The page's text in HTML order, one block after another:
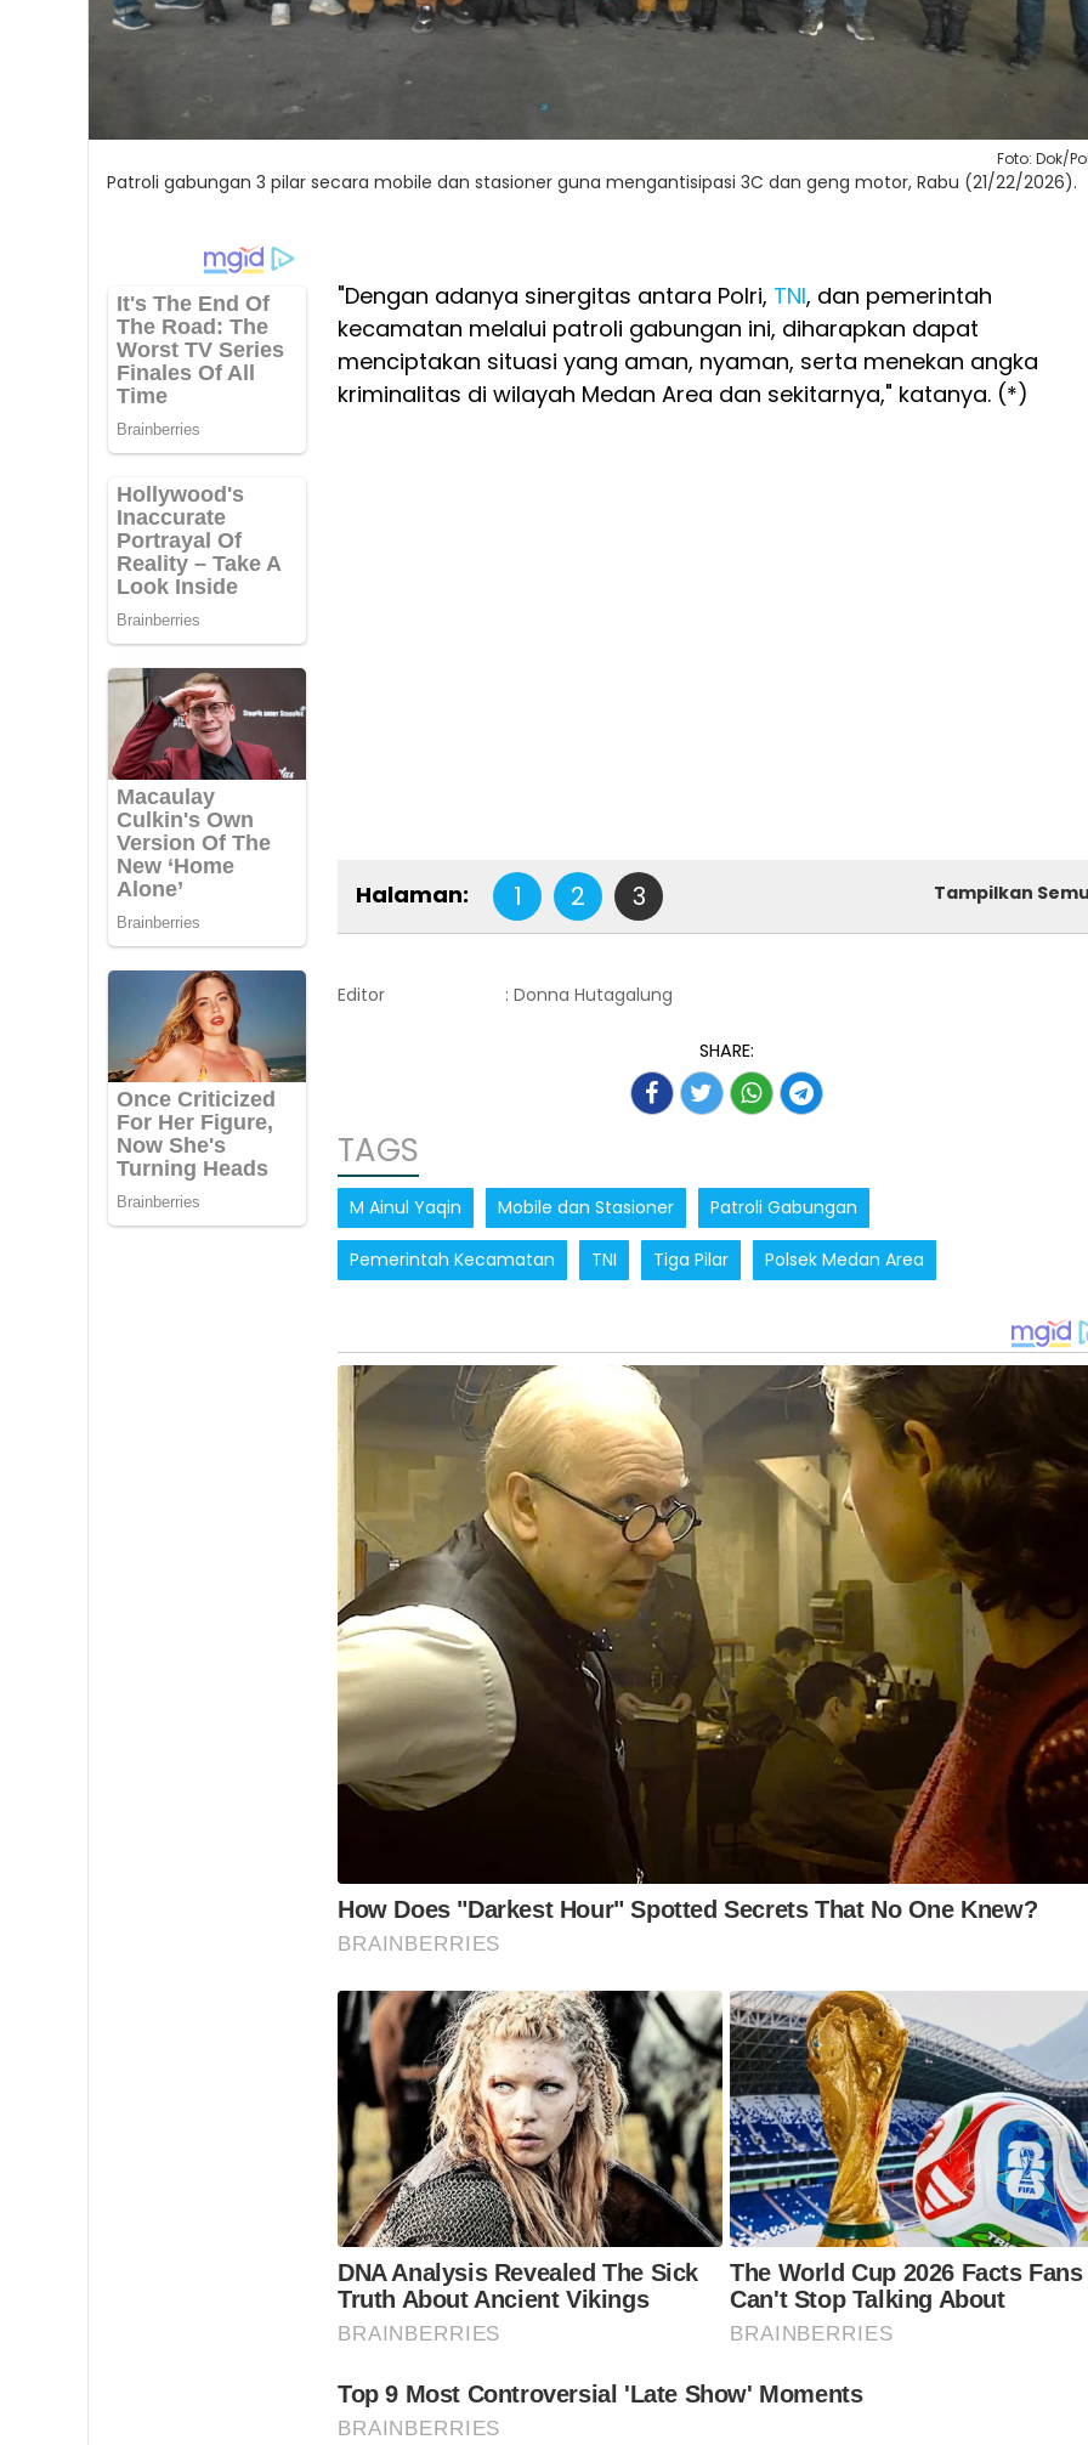
Foto: Dok/
Patroli gabungan 3 pilar secara mobile dan stasioner guna mengantisipasi 3C dan geng motor, Rabu (21/22/2026).
"Dengan adanya sinergitas antara Polri, TNI, dan pemerintah
kecamatan melalui patroli gabungan ini, diharapkan dapat
menciptakan situasi yang aman, nyaman, serta menekan angka
kriminalitas di wilayah Medan Area dan sekitarnya," katanya. (*)
Halaman: 1 2 3 Tampilkan
Editor : Donna Hutagalung
SHARE:
TAGS
M Ainul Yaqin Mobile dan Stasioner Patroli Gabungan
Pemerintah Kecamatan TNI Tiga Pilar Polsek Medan Area